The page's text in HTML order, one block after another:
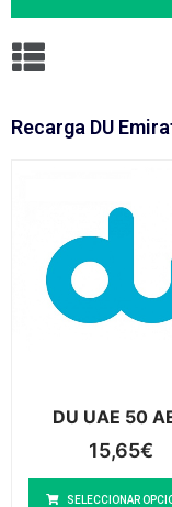
Recarga DU
DU UAE 50
15,65€
SELECCIONAR